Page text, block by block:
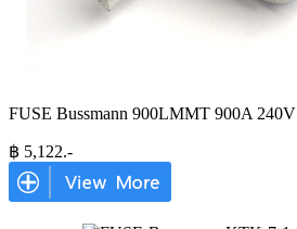
FUSE Bussmann 900LMMT 900A 240V
฿ 5,122.-